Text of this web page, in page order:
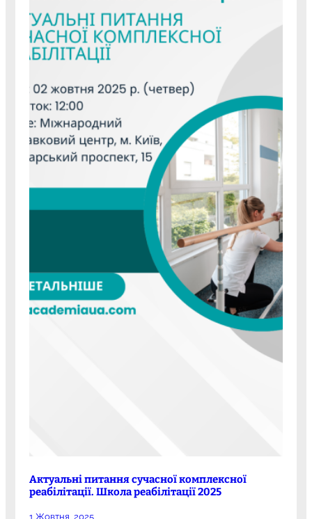
Актуальні питання сучасної комплексної
реабілітації. Школа реабілітації 2025
1 Жовтня, 2025